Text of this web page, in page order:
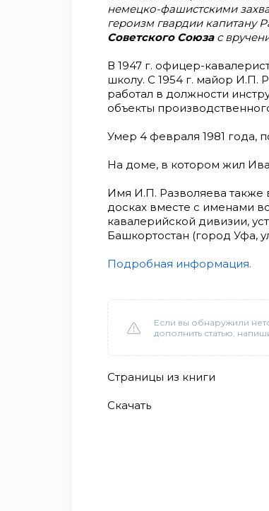
немецко-фашистскими
героизм гвардии капитану
Советского Союзас
В 1947 г. офицер-
школу. С 1954 г. майор И.П.
работал в должности
объекты
Умер 4 февраля 1981 года,
На доме, в котором жил
Имя И.П. Разволяева
досках вместе с именами
кавалерийской дивизии,
Башкортостан (город Уфа,
Подробная информация.
Если вы обнаружили
дополнить статью,
Страницы из книги
Скачать